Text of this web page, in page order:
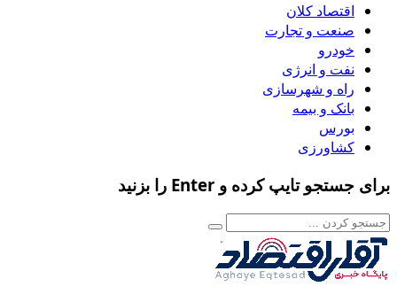
اقتصاد کلان
صنعت و تجارت
خودرو
نفت و انرژی
راه و شهرسازی
بانک و بیمه
بورس
کشاورزی
برای جستجو تایپ کرده و Enter را بزنید